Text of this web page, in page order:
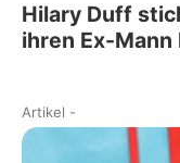
Hilary Duff
ihren Ex-Mann
Artikel -